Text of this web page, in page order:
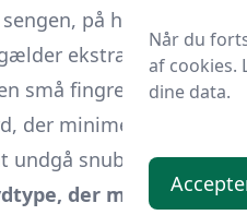
på hovedpuden
ekstra sikkerhed:
små fingre eller
der minimerer
undgå snublefare og
der matcher
Når du
af cookies.
dine data.